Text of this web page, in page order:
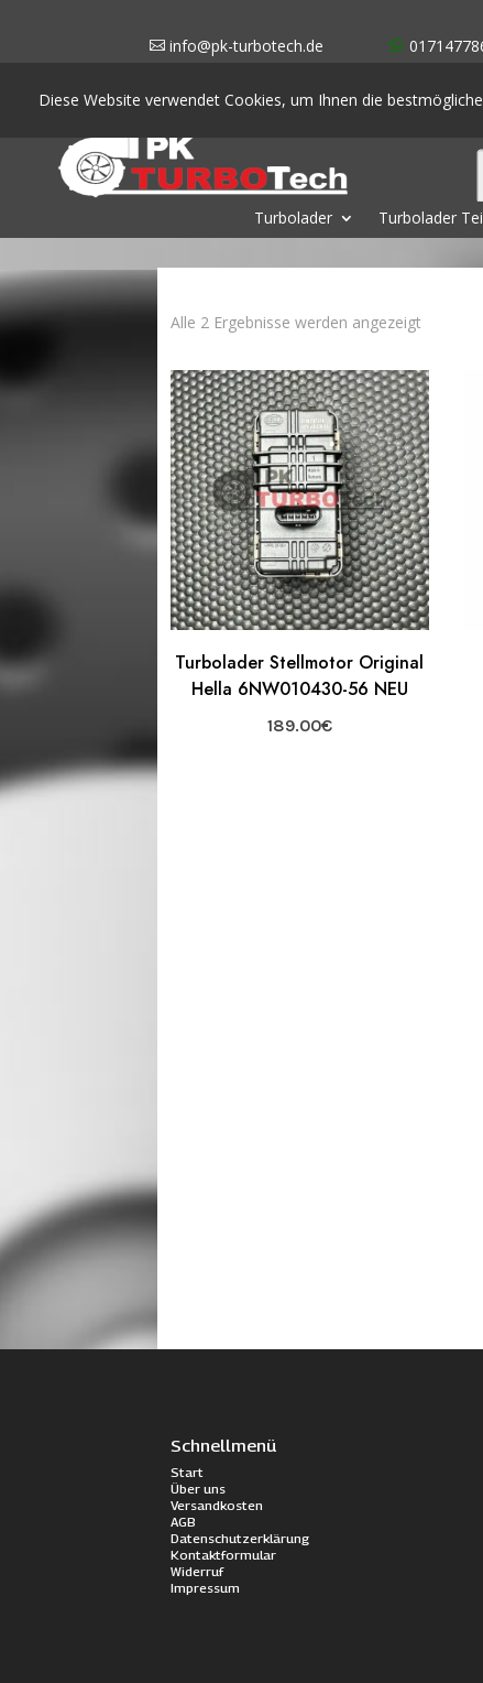
info@pk-turbotech.de
Diese Website verwendet Cookies, um Ihnen die
Turbolader Turbolader
Alle 2 Ergebnisse werden angezeigtNach
sortiert
Turbolader Stellmotor Original
Hella 6NW010430-56 NEU
189.00€
Schnellmenü
Start
Über uns
Versandkosten
AGB
Datenschutzerklärung
Kontaktformular
Widerruf
Impressum